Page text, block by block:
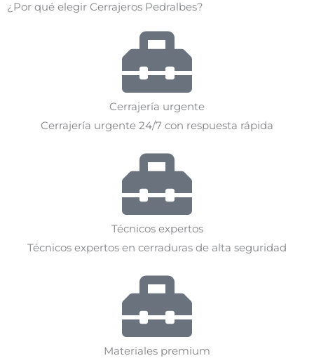
¿Por qué elegir Cerrajeros Pedralbes?
Cerrajería urgente
Cerrajería urgente 24/7 con respuesta rápida
Técnicos expertos
Técnicos expertos en cerraduras de alta seguridad
Materiales premium